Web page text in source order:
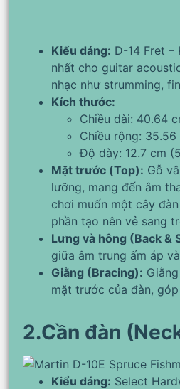
Kiểu dáng: D-14 Fret
nhất cho guitar
nhạc như strumming,
Kích thước:
Chiều dài: 40.64
Chiều rộng: 35.56
Độ dày: 12.7 cm
Mặt trước (Top): Gỗ
lưỡng, mang đến âm
chơi muốn một cây
phần tạo nên vẻ sang
Lưng và hông (Back &
giữa âm trung ấm áp
Giằng (Bracing):
mặt trước của đàn,
2.Cần đàn
Kiểu dáng: Select